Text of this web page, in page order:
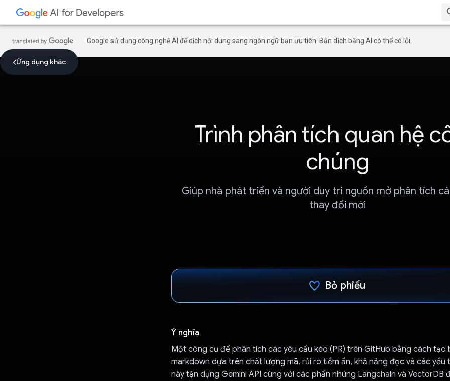
Google sử dụng công nghệ AI để dịch nội dung sang ngôn ngữ bạn ưu tiên. Bản dịch bằng AI có thể có lỗi.
Ứng dụng khác
Trình phân tích quan hệ
chúng
Giúp nhà phát triển và người duy trì nguồn mở phân tích
thay đổi mới
Bỏ phiếu
Ý nghĩa
Một công cụ để phân tích các yêu cầu kéo (PR) trên GitHub bằng cách tạo
markdown dựa trên chất lượng mã, rủi ro tiềm ẩn, khả năng đọc và các yếu
này tận dụng Gemini API cùng với các phần nhúng Langchain và VectorDB